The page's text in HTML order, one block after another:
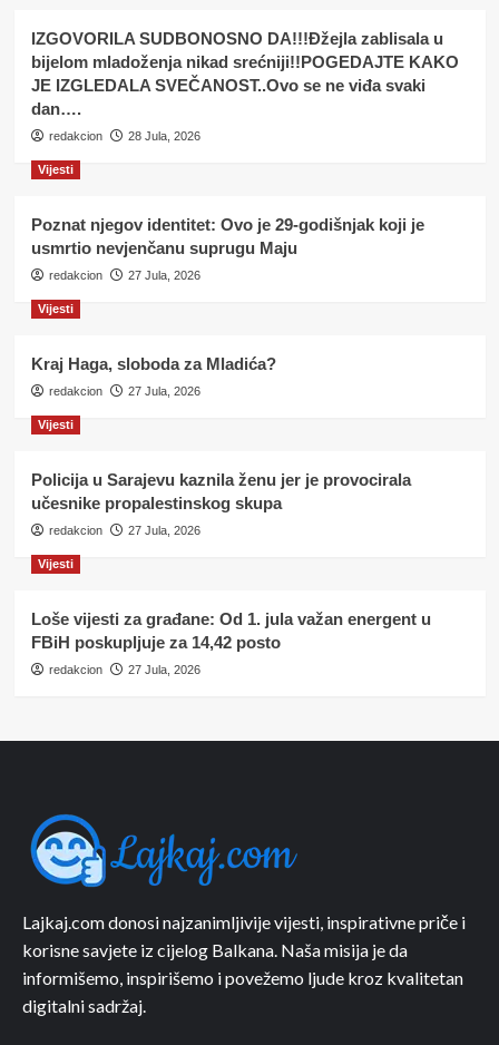
IZGOVORILA SUDBONOSNO DA!!!Đžejla zablisala u
bijelom mladoženja nikad srećniji!!POGEDAJTE KAKO
JE IZGLEDALA SVEČANOST..Ovo se ne viđa svaki
dan….
redakcion 28 Jula, 2026
Vijesti
Poznat njegov identitet: Ovo je 29-godišnjak koji je
usmrtio nevjenčanu suprugu Maju
redakcion 27 Jula, 2026
Vijesti
Kraj Haga, sloboda za Mladića?
redakcion 27 Jula, 2026
Vijesti
Policija u Sarajevu kaznila ženu jer je provocirala
učesnike propalestinskog skupa
redakcion 27 Jula, 2026
Vijesti
Loše vijesti za građane: Od 1. jula važan energent u
FBiH poskupljuje za 14,42 posto
redakcion 27 Jula, 2026
Lajkaj.com donosi najzanimljivije vijesti, inspirativne priče i
korisne savjete iz cijelog Balkana. Naša misija je da
informišemo, inspirišemo i povežemo ljude kroz kvalitetan
digitalni sadržaj.